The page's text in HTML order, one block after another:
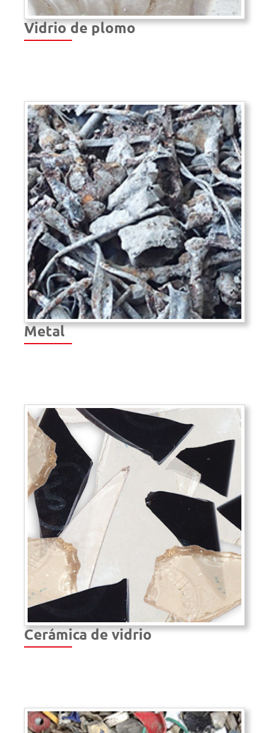
Vidrio de plomo
Metal
Cerámica de vidrio